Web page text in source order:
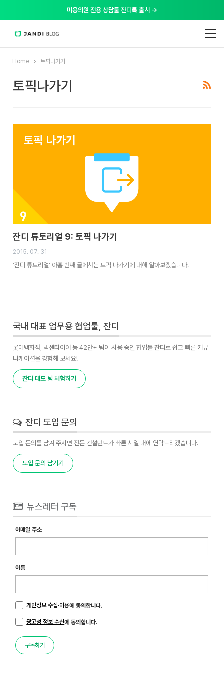
미용의원 전용 상담툴 잔디톡 출시 →
Home 토픽나가기
토픽나가기
잔디 튜토리얼 9: 토픽 나가기
2015. 07. 31
'잔디 튜토리얼' 아홉 번째 글에서는 토픽 나가기에 대해 알아보겠습니다.
국내 대표 업무용 협업툴, 잔디
롯데백화점, 넥센타이어 등 42만+ 팀이 사용 중인 협업툴 잔디로 쉽고 빠른 커뮤
니케이션을 경험해 보세요!
잔디 데모 팀 체험하기
잔디 도입 문의
도입 문의를 남겨 주시면 전문 컨설턴트가 빠른 시일 내에 연락드리겠습니다.
도입 문의 남기기
뉴스레터 구독
이메일 주소
이름
개인정보 수집·이용에 동의합니다.
광고성 정보 수신에 동의합니다.
구독하기